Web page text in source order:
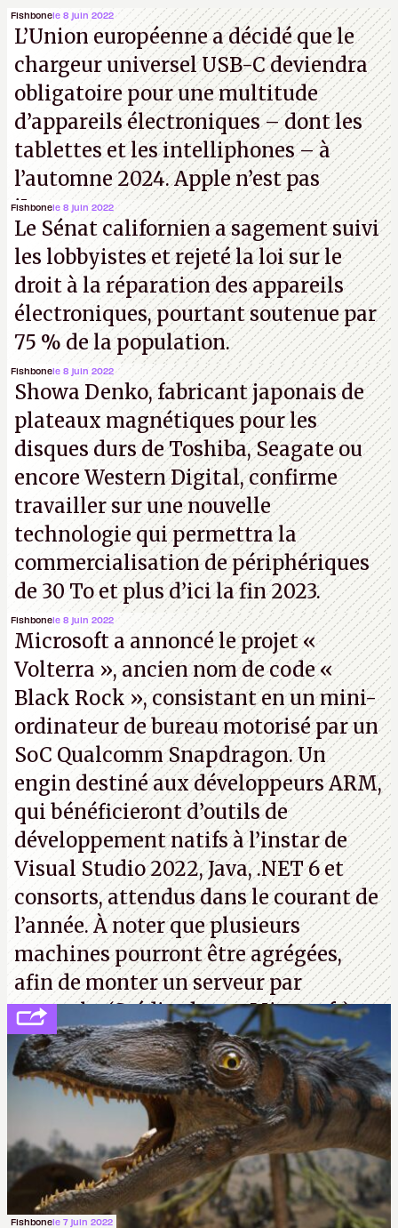
Fishbonele 8 juin 2022
L’Union européenne a décidé que le
chargeur universel USB-C deviendra
obligatoire pour une multitude
d’appareils électroniques – dont les
tablettes et les intelliphones – à
l’automne 2024. Apple n’est pas
iJouasse.
Fishbonele 8 juin 2022
Le Sénat californien a sagement suivi
les lobbyistes et rejeté la loi sur le
droit à la réparation des appareils
électroniques, pourtant soutenue par
75 % de la population.
Fishbonele 8 juin 2022
Showa Denko, fabricant japonais de
plateaux magnétiques pour les
disques durs de Toshiba, Seagate ou
encore Western Digital, confirme
travailler sur une nouvelle
technologie qui permettra la
commercialisation de périphériques
de 30 To et plus d’ici la fin 2023.
Fishbonele 8 juin 2022
Microsoft a annoncé le projet «
Volterra », ancien nom de code «
Black Rock », consistant en un mini-
ordinateur de bureau motorisé par un
SoC Qualcomm Snapdragon. Un
engin destiné aux développeurs ARM,
qui bénéficieront d’outils de
développement natifs à l’instar de
Visual Studio 2022, Java, .NET 6 et
consorts, attendus dans le courant de
l’année. À noter que plusieurs
machines pourront être agrégées,
afin de monter un serveur par
exemple. (Crédit photo : Microsoft)
Fishbonele 7 juin 2022